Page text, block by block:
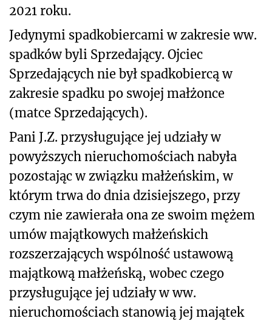
2021 roku.
Jedynymi spadkobiercami w zakresie ww.
spadków byli Sprzedający. Ojciec
Sprzedających nie był spadkobiercą w
zakresie spadku po swojej małżonce
(matce Sprzedających).
Pani J.Z. przysługujące jej udziały w
powyższych nieruchomościach nabyła
pozostając w związku małżeńskim, w
którym trwa do dnia dzisiejszego, przy
czym nie zawierała ona ze swoim mężem
umów majątkowych małżeńskich
rozszerzających wspólność ustawową
majątkową małżeńską, wobec czego
przysługujące jej udziały w ww.
nieruchomościach stanowią jej majątek